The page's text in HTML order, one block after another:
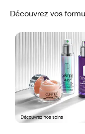
Découvrez vos